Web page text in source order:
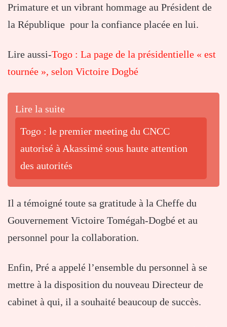
Primature et un vibrant hommage au Président de
la République pour la confiance placée en lui.
Lire aussi-Togo : La page de la présidentielle « est
tournée », selon Victoire Dogbé
Lire la suite
Togo : le premier meeting du CNCC
autorisé à Akassimé sous haute attention
des autorités
Il a témoigné toute sa gratitude à la Cheffe du
Gouvernement Victoire Tomégah-Dogbé et au
personnel pour la collaboration.
Enfin, Pré a appelé l’ensemble du personnel à se
mettre à la disposition du nouveau Directeur de
cabinet à qui, il a souhaité beaucoup de succès.